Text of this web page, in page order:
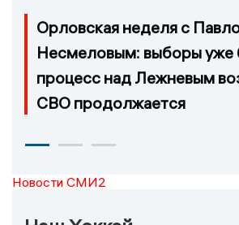
Орловская неделя с
Несмеловым: выборы уже
процесс над Лежневым
СВО продолжается
Новости СМИ2